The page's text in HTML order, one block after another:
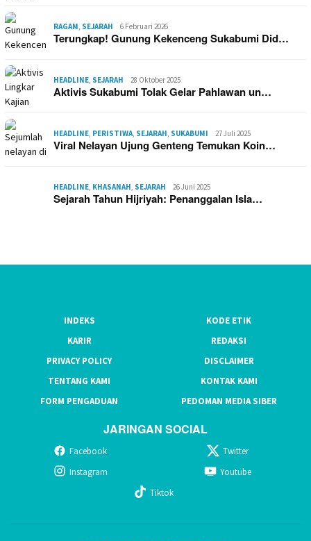
RAGAM, SEJARAH 6 Februari 2026
Terungkap! Gunung Kekenceng Sukabumi Did…
HEADLINE, SEJARAH 28 Oktober 2025
Aktivis Sukabumi Tolak Gelar Pahlawan un…
HEADLINE, PERISTIWA, SEJARAH, SUKABUMI 27 Juli 2025
Viral Nelayan Ujung Genteng Temukan Koin…
HEADLINE, KHASANAH, SEJARAH 26 Juni 2025
Sejarah Tahun Hijriyah: Penanggalan Isla…
INDEKS
KODE ETIK
KARIR
REDAKSI
PRIVACY POLICY
DISCLAIMER
TENTANG KAMI
KONTAK KAMI
FORM PENGADUAN
PEDOMAN MEDIA SIBER
JARINGAN SOCIAL
Facebook
Twitter
Instagram
Youtube
Tiktok